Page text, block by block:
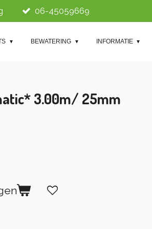
06-45059669
BEWATERING INFORMATIE
3.00m/ 25mm